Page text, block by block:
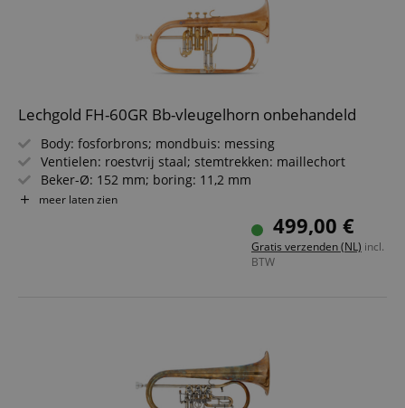
Lechgold FH-60GR Bb-vleugelhorn onbehandeld
Body: fosforbrons; mondbuis: messing
Ventielen: roestvrij staal; stemtrekken: maillechort
Beker-Ø: 152 mm; boring: 11,2 mm
Incl. mondstuk
Incl. lichtkoffer met rugzakriemen (verstelbaar)
Uiterlijk en kleur kunnen productietechnisch afwijken.
meer laten zien
499,00 €
Gratis verzenden (NL) incl.
BTW